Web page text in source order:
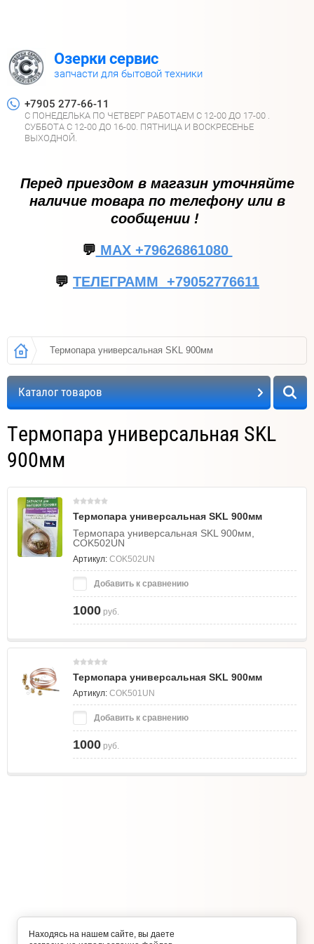
Озерки сервис
запчасти для бытовой техники
+7905 277-66-11
С ПОНЕДЕЛЬКА ПО ЧЕТВЕРГ РАБОТАЕМ С 12-00 ДО 17-00 .
СУББОТА С 12-00 ДО 16-00. ПЯТНИЦА И ВОСКРЕСЕНЬЕ
ВЫХОДНОЙ.
Перед приездом в магазин уточняйте
наличие товара по телефону или в
сообщении !
💬 МАХ +79626861080
💬 ТЕЛЕГРАММ +79052776611
Термопара универсальная SKL 900мм
Каталог товаров
Термопара универсальная SKL
900мм
Термопара универсальная SKL 900мм
Термопара универсальная SKL 900мм,
COK502UN
Артикул: COK502UN
Добавить к сравнению
1000 руб.
Термопара универсальная SKL 900мм
Артикул: COK501UN
Добавить к сравнению
1000 руб.
Находясь на нашем сайте, вы даете